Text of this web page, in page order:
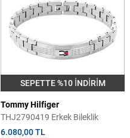
SEPETTE %10 İNDİRİM
Tommy Hilfiger
THJ2790419 Erkek Bileklik
6.080,00 TL